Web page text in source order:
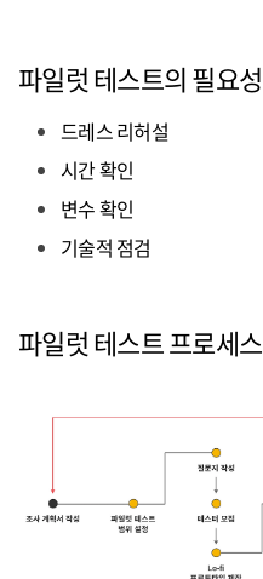
파일럿 테스트의 필요성
드레스 리허설
시간 확인
변수 확인
기술적 점검
파일럿 테스트 프로세스